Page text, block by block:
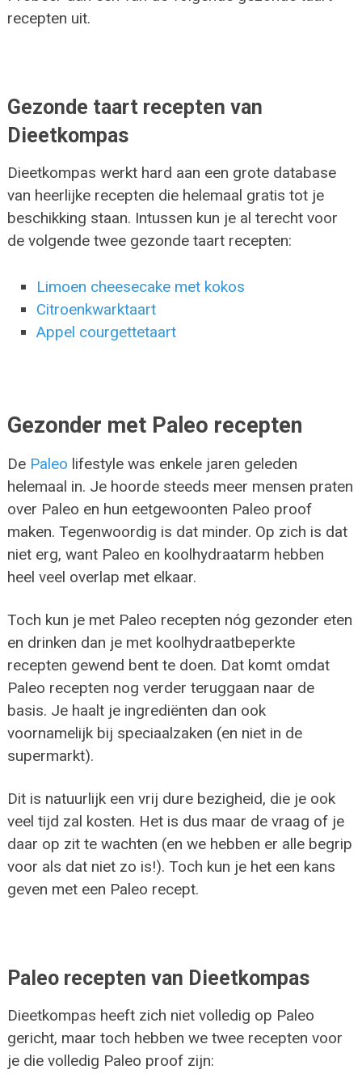
recepten uit.
Gezonde taart recepten van
Dieetkompas
Dieetkompas werkt hard aan een grote database
van heerlijke recepten die helemaal gratis tot je
beschikking staan. Intussen kun je al terecht voor
de volgende twee gezonde taart recepten:
Limoen cheesecake met kokos
Citroenkwarktaart
Appel courgettetaart
Gezonder met Paleo recepten
De Paleo lifestyle was enkele jaren geleden
helemaal in. Je hoorde steeds meer mensen praten
over Paleo en hun eetgewoonten Paleo proof
maken. Tegenwoordig is dat minder. Op zich is dat
niet erg, want Paleo en koolhydraatarm hebben
heel veel overlap met elkaar.
Toch kun je met Paleo recepten nóg gezonder eten
en drinken dan je met koolhydraatbeperkte
recepten gewend bent te doen. Dat komt omdat
Paleo recepten nog verder teruggaan naar de
basis. Je haalt je ingrediënten dan ook
voornamelijk bij speciaalzaken (en niet in de
supermarkt).
Dit is natuurlijk een vrij dure bezigheid, die je ook
veel tijd zal kosten. Het is dus maar de vraag of je
daar op zit te wachten (en we hebben er alle begrip
voor als dat niet zo is!). Toch kun je het een kans
geven met een Paleo recept.
Paleo recepten van Dieetkompas
Dieetkompas heeft zich niet volledig op Paleo
gericht, maar toch hebben we twee recepten voor
je die volledig Paleo proof zijn: